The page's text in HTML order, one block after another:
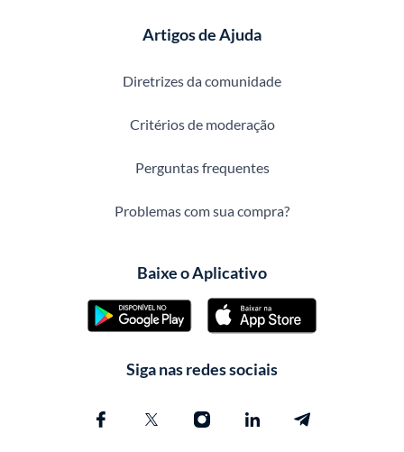
Artigos de Ajuda
Diretrizes da comunidade
Critérios de moderação
Perguntas frequentes
Problemas com sua compra?
Baixe o Aplicativo
Siga nas redes sociais